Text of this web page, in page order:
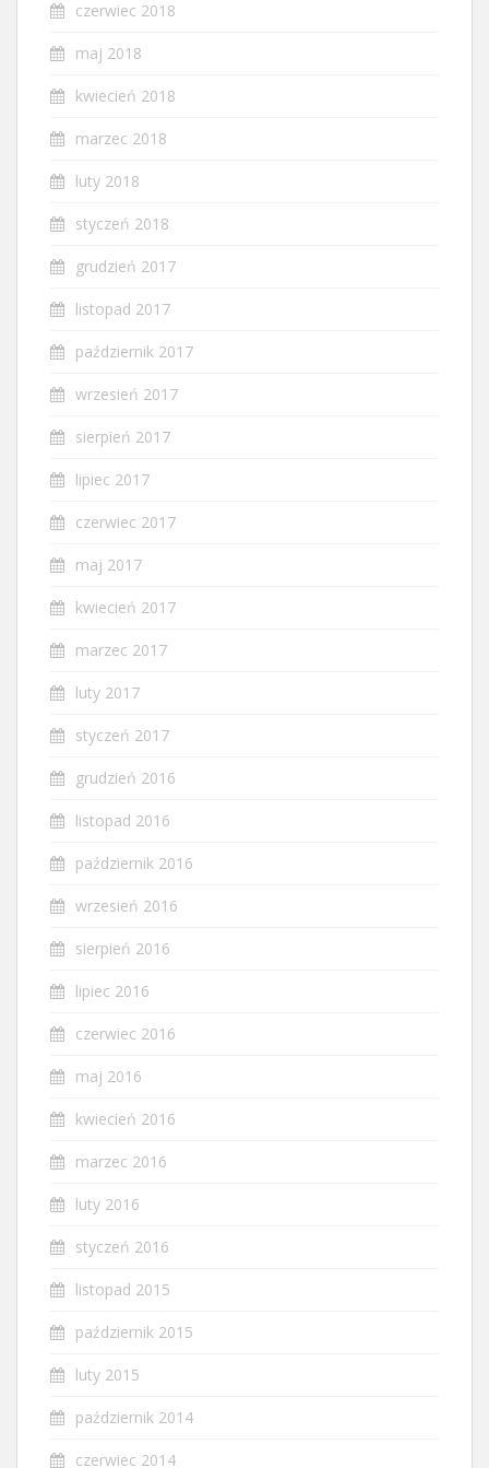
czerwiec 2018
maj 2018
kwiecień 2018
marzec 2018
luty 2018
styczeń 2018
grudzień 2017
listopad 2017
październik 2017
wrzesień 2017
sierpień 2017
lipiec 2017
czerwiec 2017
maj 2017
kwiecień 2017
marzec 2017
luty 2017
styczeń 2017
grudzień 2016
listopad 2016
październik 2016
wrzesień 2016
sierpień 2016
lipiec 2016
czerwiec 2016
maj 2016
kwiecień 2016
marzec 2016
luty 2016
styczeń 2016
listopad 2015
październik 2015
luty 2015
październik 2014
czerwiec 2014